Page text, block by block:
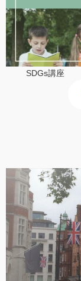
SDGs講座